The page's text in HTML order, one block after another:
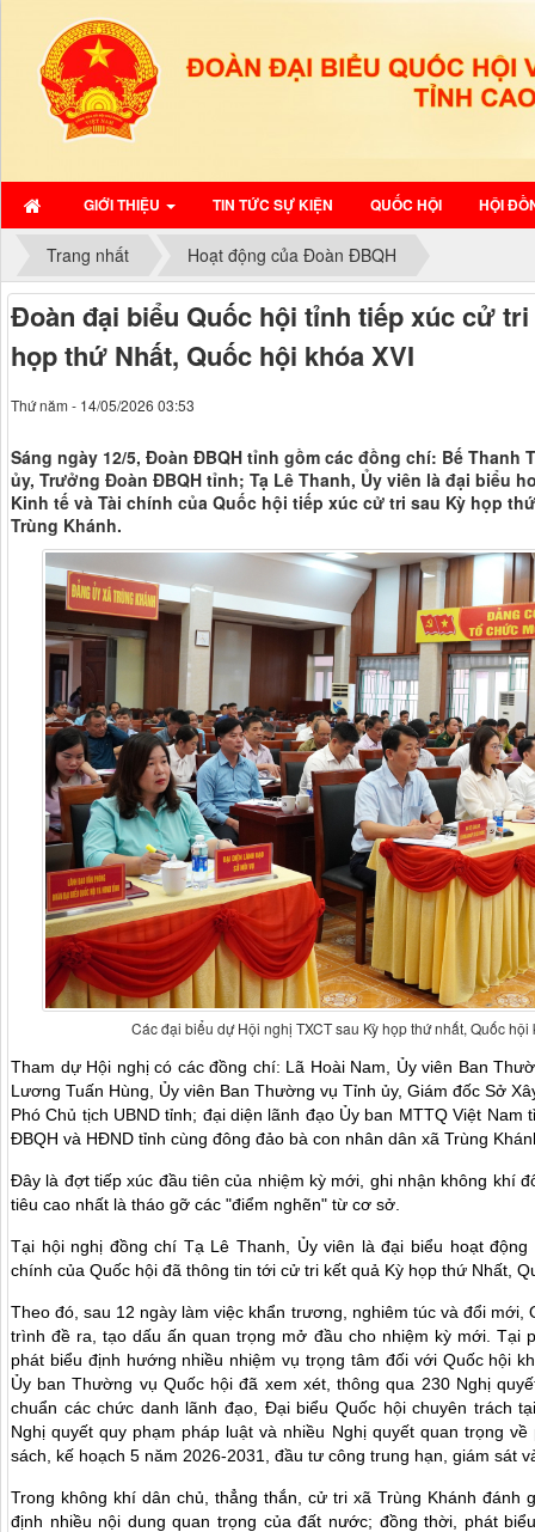
GIỚI THIỆU TIN TỨC SỰ KIỆN QUỐC HỘI HỘI
Trang nhất Hoạt động của Đoàn ĐBQH
Đoàn đại biểu Quốc hội tỉnh tiếp xúc cử
họp thứ Nhất, Quốc hội khóa XVI
Thứ năm - 14/05/2026 03:53
Sáng ngày 12/5, Đoàn ĐBQH tỉnh gồm các đồng chí: Bế
ủy, Trưởng Đoàn ĐBQH tỉnh; Tạ Lê Thanh, Ủy viên là đại biểu
Kinh tế và Tài chính của Quốc hội tiếp xúc cử tri sau Kỳ họp
Trùng Khánh.
Các đại biểu dự Hội nghị TXCT sau Kỳ họp thứ nhất, Quốc
Tham dự Hội nghị có các đồng chí: Lã Hoài Nam, Ủy viên Ban
Lương Tuấn Hùng, Ủy viên Ban Thường vụ Tỉnh ủy, Giám đốc Sở
Phó Chủ tịch UBND tỉnh; đại diện lãnh đạo Ủy ban MTTQ Việt
ĐBQH và HĐND tỉnh cùng đông đảo bà con nhân dân xã Trùng
Đây là đợt tiếp xúc đầu tiên của nhiệm kỳ mới, ghi nhận không khí
tiêu cao nhất là tháo gỡ các "điểm nghẽn" từ cơ sở.
Tại hội nghị đồng chí Tạ Lê Thanh, Ủy viên là đại biểu hoạt
chính của Quốc hội đã thông tin tới cử tri kết quả Kỳ họp thứ Nhất,
Theo đó, sau 12 ngày làm việc khẩn trương, nghiêm túc và đổi mới,
trình đề ra, tạo dấu ấn quan trọng mở đầu cho nhiệm kỳ mới. Tại
phát biểu định hướng nhiều nhiệm vụ trọng tâm đối với Quốc hội
Ủy ban Thường vụ Quốc hội đã xem xét, thông qua 230 Nghị
chuẩn các chức danh lãnh đạo, Đại biểu Quốc hội chuyên trách
Nghị quyết quy phạm pháp luật và nhiều Nghị quyết quan trọng
sách, kế hoạch 5 năm 2026-2031, đầu tư công trung hạn, giám sát
Trong không khí dân chủ, thẳng thắn, cử tri xã Trùng Khánh đánh
định nhiều nội dung quan trọng của đất nước; đồng thời, phát